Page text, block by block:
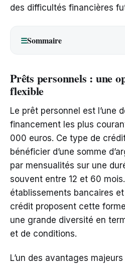
des difficultés financières
☰Sommaire
Prêts personnels : une
flexible
Le prêt personnel est l’une
financement les plus
000 euros. Ce type de
bénéficier d’une somme
par mensualités sur une
souvent entre 12 et 60
établissements bancaires
crédit proposent cette
une grande diversité en
et de conditions.
L’un des avantages